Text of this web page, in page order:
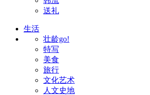
送礼
生活
壮龄go!
特写
美食
旅行
文化艺术
人文史地